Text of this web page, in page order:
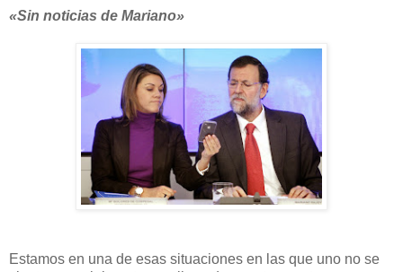
«Sin noticias de Mariano»
Estamos en una de esas situaciones en las que uno no se